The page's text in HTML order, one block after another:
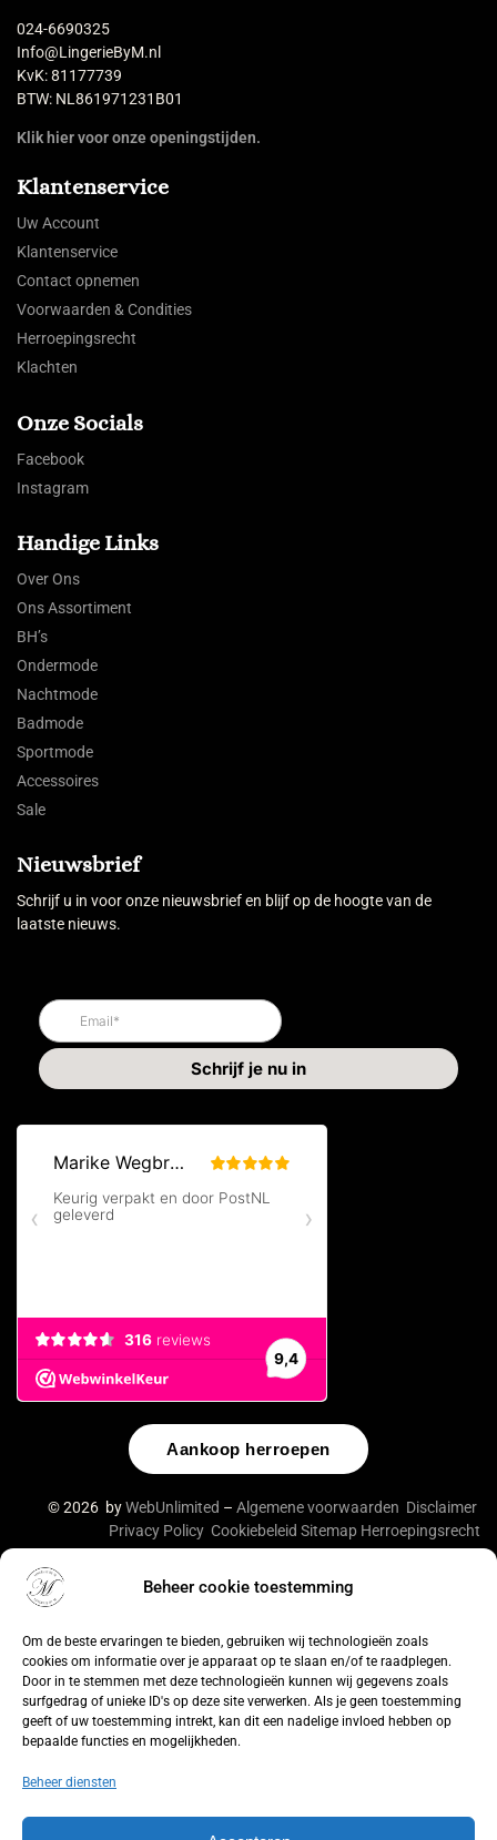
Beheer cookie toestemming
Om de beste ervaringen te bieden, gebruiken wij technologieën zoals
cookies om informatie over je apparaat op te slaan en/of te raadplegen.
Door in te stemmen met deze technologieën kunnen wij gegevens zoals
surfgedrag of unieke ID's op deze site verwerken. Als je geen toestemming
geeft of uw toestemming intrekt, kan dit een nadelige invloed hebben op
bepaalde functies en mogelijkheden.
Beheer diensten
024-6690325
Info@LingerieByM.nl
KvK: 81177739
BTW: NL861971231B01
Klik hier voor onze openingstijden.
Klantenservice
Uw Account
Klantenservice
Contact opnemen
Voorwaarden & Condities
Herroepingsrecht
Klachten
Onze Socials
Facebook
Instagram
Handige Links
Over Ons
Ons Assortiment
BH’s
Ondermode
Nachtmode
Badmode
Sportmode
Accessoires
Sale
Nieuwsbrief
Schrijf u in voor onze nieuwsbrief en blijf op de hoogte van de
laatste nieuws.
Aankoop herroepen
© 2026 byWebUnlimited – Algemene voorwaarden Disclaimer
Privacy Policy Cookiebeleid Sitemap Herroepingsrecht
De waardering van lingeriebym.nl/ bij
WebwinkelKeur